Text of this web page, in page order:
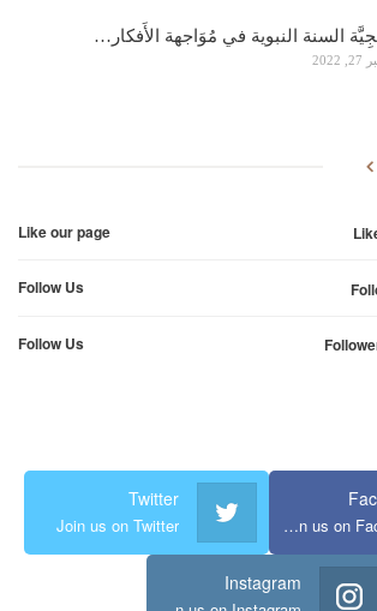
السنة النبوية في مُوَاجهة الأَفكار…
Like our page
Follow Us
Follow Us
Join us on Facebook
Twitter
Join us on Twitter
Instagram